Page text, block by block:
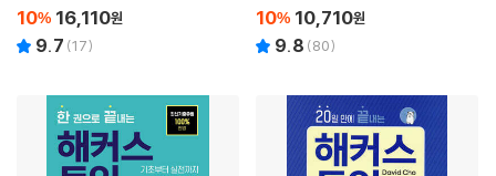
10% 16,110원
9.7 (17)
10% 10,710원
9.8 (80)